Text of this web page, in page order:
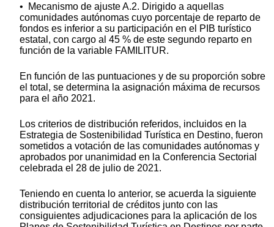
• Mecanismo de ajuste A.2. Dirigido a aquellas
comunidades autónomas cuyo porcentaje de reparto de
fondos es inferior a su participación en el PIB turístico
estatal, con cargo al 45 % de este segundo reparto en
función de la variable FAMILITUR.
En función de las puntuaciones y de su proporción sobre
el total, se determina la asignación máxima de recursos
para el año 2021.
Los criterios de distribución referidos, incluidos en la
Estrategia de Sostenibilidad Turística en Destino, fueron
sometidos a votación de las comunidades autónomas y
aprobados por unanimidad en la Conferencia Sectorial
celebrada el 28 de julio de 2021.
Teniendo en cuenta lo anterior, se acuerda la siguiente
distribución territorial de créditos junto con las
consiguientes adjudicaciones para la aplicación de los